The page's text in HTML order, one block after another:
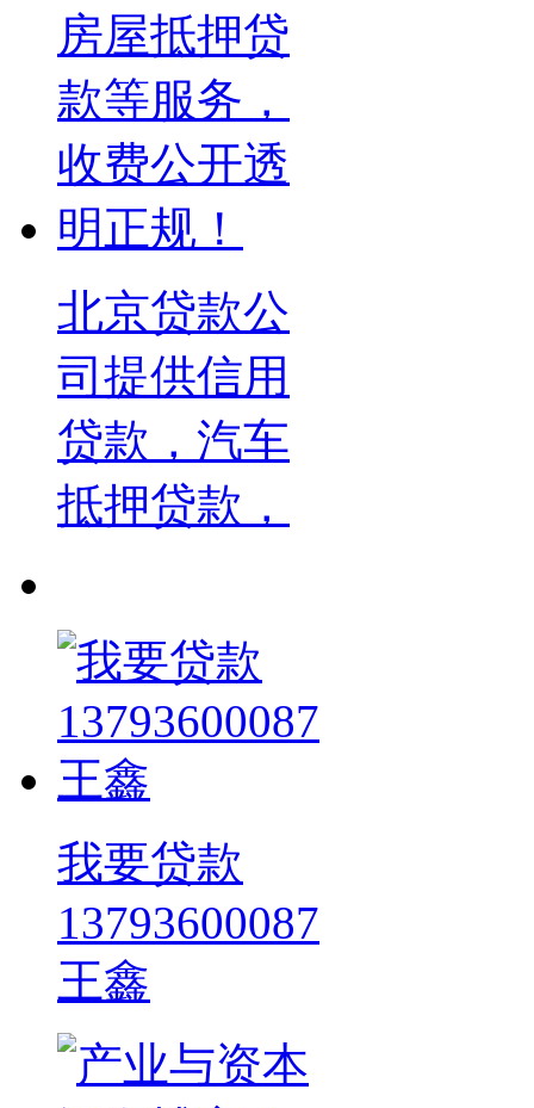
北京贷款公
司提供信用
贷款，汽车
抵押贷款，
我要贷款
13793600087
王鑫